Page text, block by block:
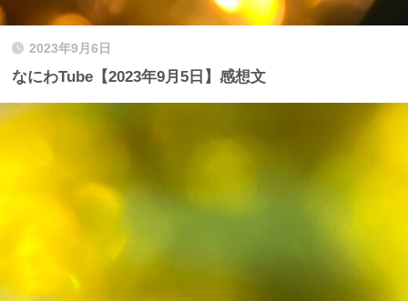
2023年9月6日
なにわTube【2023年9月5日】感想文